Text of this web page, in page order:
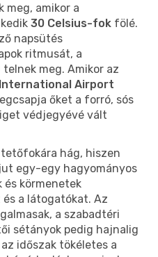
meg, amikor a
30 Celsius-fok fölé.
napsütés
ritmusát, a
meg. Amikor az
Airport
őket a forró, sós
védjegyévé vált
hág, hiszen
egy-egy hagyományos
körmenetek
a látogatókat. Az
a szabadtéri
sétányok pedig hajnalig
időszak tökéletes a